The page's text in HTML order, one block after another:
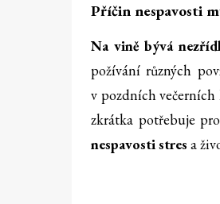
Příčin nespavosti
Na vině bývá
požívání různých
v pozdních
zkrátka potřebuje
nespavosti stres a